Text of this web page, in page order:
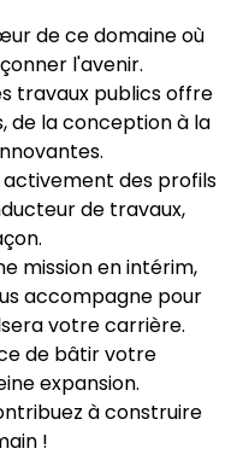
de ce domaine où
l'avenir.
travaux publics offre
de la conception à la
des profils
de travaux,
mission en intérim,
accompagne pour
votre carrière.
de bâtir votre
expansion.
à construire
!